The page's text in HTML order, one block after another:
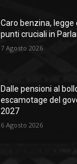
Caro benzina, legge
punti cruciali in
7 Agosto 2026
Dalle pensioni al
escamotage del
2027
6 Agosto 2026